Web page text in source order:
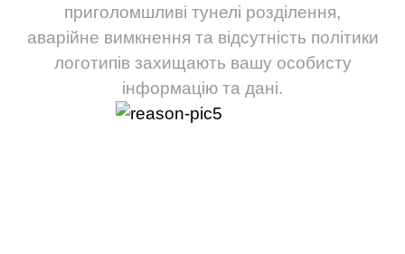
приголомшливі тунелі розділення,
аварійне вимкнення та відсутність політики
логотипів захищають вашу особисту
інформацію та дані.